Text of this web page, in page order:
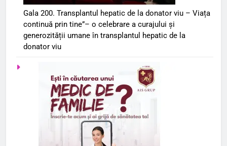
Gala 200. Transplantul hepatic de la donator viu – Viața
continuă prin tine”– o celebrare a curajului și
generozității umane în transplantul hepatic de la
donator viu